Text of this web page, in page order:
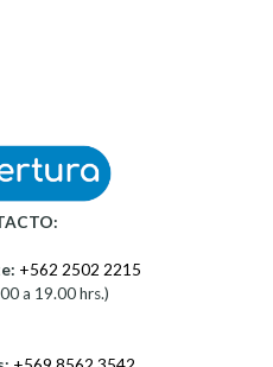
+562 2502 2215
a 19.00 hrs.)